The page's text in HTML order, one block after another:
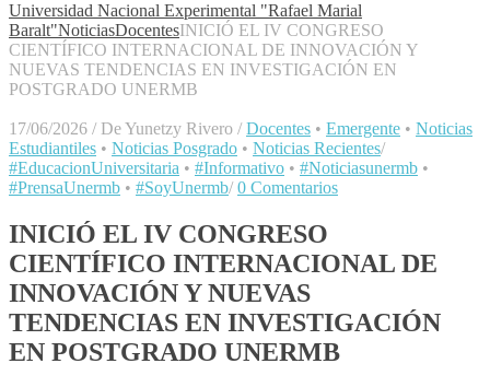
Universidad Nacional Experimental "Rafael Marial
Baralt"NoticiasDocentes​INICIÓ EL IV CONGRESO
CIENTÍFICO INTERNACIONAL DE INNOVACIÓN Y
NUEVAS TENDENCIAS EN INVESTIGACIÓN EN
POSTGRADO UNERMB
17/06/2026 / De Yunetzy Rivero / Docentes • Emergente • Noticias
Estudiantiles • Noticias Posgrado • Noticias Recientes/
#EducacionUniversitaria • #Informativo • #Noticiasunermb •
#PrensaUnermb • #SoyUnermb/ 0 Comentarios
​INICIÓ EL IV CONGRESO
CIENTÍFICO INTERNACIONAL DE
INNOVACIÓN Y NUEVAS
TENDENCIAS EN INVESTIGACIÓN
EN POSTGRADO UNERMB